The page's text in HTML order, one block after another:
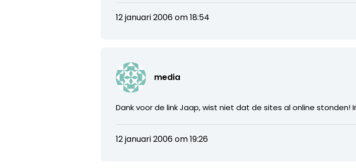
12 januari 2006 om 18:54
media
Dank voor de link Jaap, wist niet dat de sites al online stonden!
12 januari 2006 om 19:26